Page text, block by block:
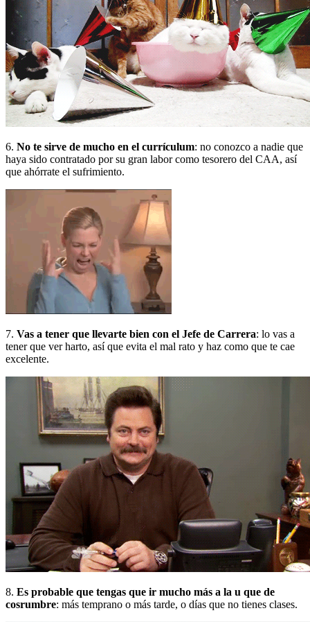
6. No te sirve de mucho en el currículum: no conozco a nadie que
haya sido contratado por su gran labor como tesorero del CAA, así
que ahórrate el sufrimiento.
7. Vas a tener que llevarte bien con el Jefe de Carrera: lo vas a
tener que ver harto, así que evita el mal rato y haz como que te cae
excelente.
8. Es probable que tengas que ir mucho más a la u que de
cosrumbre: más temprano o más tarde, o días que no tienes clases.